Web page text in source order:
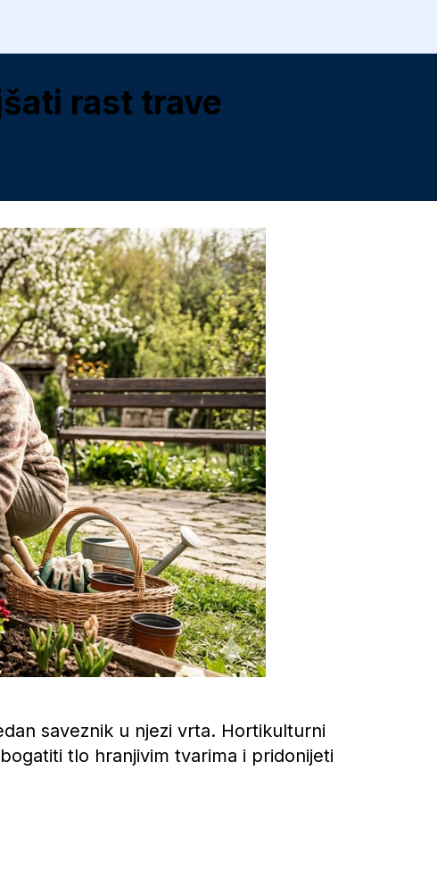
rast trave
saveznik u njezi vrta. Hortikulturni
tlo hranjivim tvarima i pridonijeti